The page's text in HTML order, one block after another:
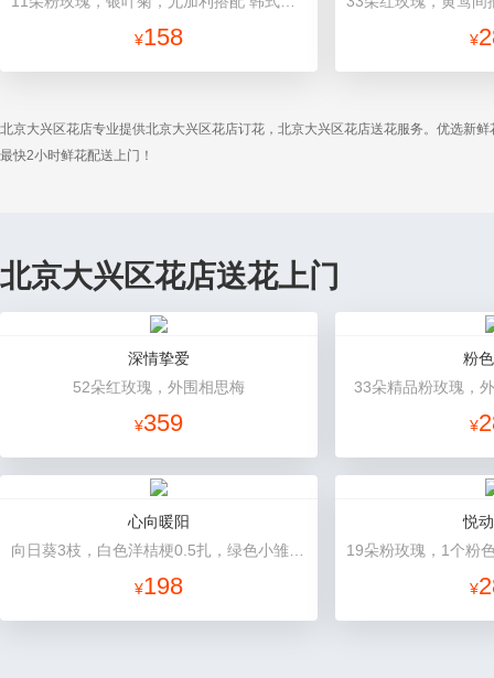
¥158 ¥
北京大兴区花店专业提供北京大兴区花店订花，北京大兴区花店送花服务。优选新
最快2小时鲜花配送上门！
北京大兴区花店送花上门
深情挚爱
52朵红玫瑰，外围相思梅
¥359
粉
33朵精品粉玫瑰，
¥
心向暖阳
¥198
悦
¥